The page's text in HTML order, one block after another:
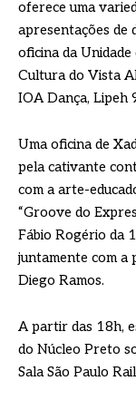
oferece uma
apresentações de
oficina da
Cultura do Vista
IOA Dança, Lipeh
Uma oficina de
pela cativante
com a arte-
“Groove do
Fábio Rogério da
juntamente com a
Diego Ramos.
A partir das 18h,
do Núcleo Preto
Sala São Paulo